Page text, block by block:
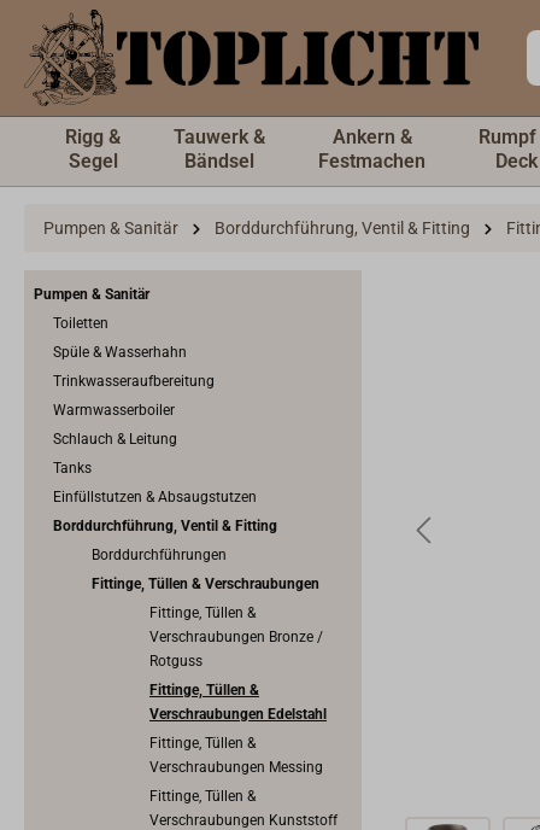
springen
Rigg &
Segel
Tauwerk &
Bändsel
Ankern &
Festmachen
Rumpf
Deck
Pumpen & Sanitär Borddurchführung, Ventil & Fitting
Pumpen & Sanitär
Toiletten
Spüle & Wasserhahn
Trinkwasseraufbereitung
Warmwasserboiler
Schlauch & Leitung
Tanks
Einfüllstutzen & Absaugstutzen
Borddurchführung, Ventil & Fitting
Borddurchführungen
Fittinge, Tüllen & Verschraubungen
Fittinge, Tüllen &
Verschraubungen Bronze /
Rotguss
Fittinge, Tüllen &
Verschraubungen Edelstahl
Fittinge, Tüllen &
Verschraubungen Messing
Fittinge, Tüllen &
Verschraubungen Kunststoff